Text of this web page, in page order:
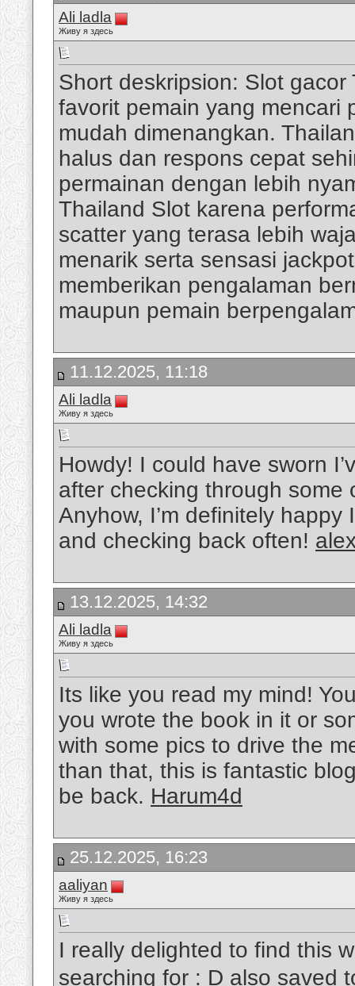
Ali ladla
Живу я здесь
Short deskripsion: Slot
favorit pemain yang mencari
mudah dimenangkan.
halus dan respons cepat
permainan dengan lebih
Thailand Slot karena
scatter yang terasa lebih
menarik serta sensasi
memberikan pengalaman
maupun pemain
11.12.2025, 11:18
Ali ladla
Живу я здесь
Howdy! I could have sworn
after checking through some
Anyhow, I’m definitely
and checking back often!
13.12.2025, 14:32
Ali ladla
Живу я здесь
Its like you read my mind!
you wrote the book in it or
with some pics to drive the
than that, this is fantastic
be back. Harum4d
25.12.2025, 16:23
aaliyan
Живу я здесь
I really delighted to find this
searching for : D also saved